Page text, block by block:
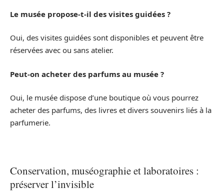
Le musée propose-t-il des visites guidées ?
Oui, des visites guidées sont disponibles et peuvent être
réservées avec ou sans atelier.
Peut-on acheter des parfums au musée ?
Oui, le musée dispose d’une boutique où vous pourrez
acheter des parfums, des livres et divers souvenirs liés à la
parfumerie.
Conservation, muséographie et laboratoires :
préserver l’invisible